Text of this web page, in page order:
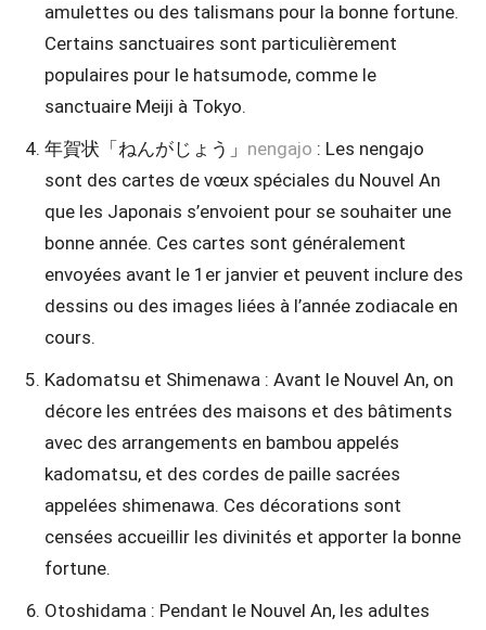
amulettes ou des talismans pour la bonne fortune.
Certains sanctuaires sont particulièrement
populaires pour le hatsumode, comme le
sanctuaire Meiji à Tokyo.
年賀状「ねんがじょう」 nengajo : Les nengajo
sont des cartes de vœux spéciales du Nouvel An
que les Japonais s’envoient pour se souhaiter une
bonne année. Ces cartes sont généralement
envoyées avant le 1er janvier et peuvent inclure des
dessins ou des images liées à l’année zodiacale en
cours.
Kadomatsu et Shimenawa : Avant le Nouvel An, on
décore les entrées des maisons et des bâtiments
avec des arrangements en bambou appelés
kadomatsu, et des cordes de paille sacrées
appelées shimenawa. Ces décorations sont
censées accueillir les divinités et apporter la bonne
fortune.
Otoshidama : Pendant le Nouvel An, les adultes